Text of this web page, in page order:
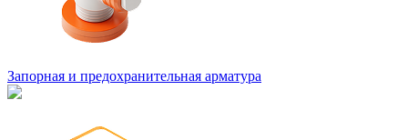
Запорная и предохранительная арматура